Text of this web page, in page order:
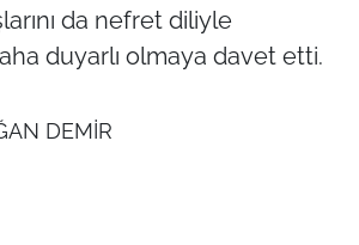
da nefret diliyle
duyarlı olmaya davet etti.
DEMİR